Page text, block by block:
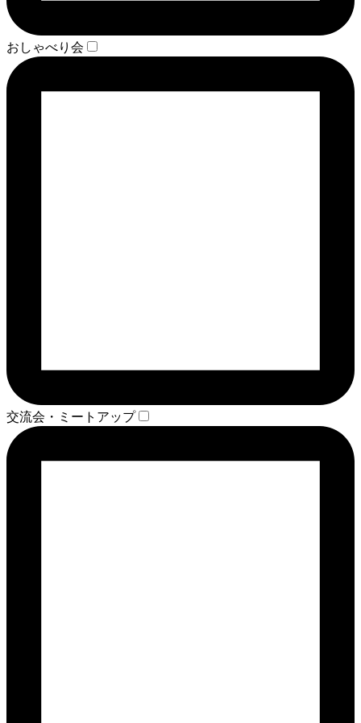
おしゃべり会
交流会・ミートアップ